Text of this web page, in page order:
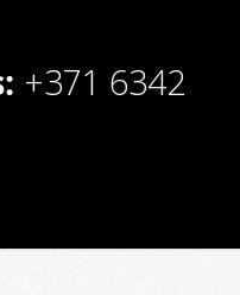
+371 6342